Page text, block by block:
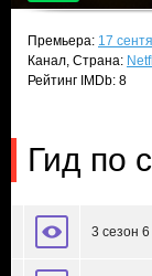
Премьера: 17
Канал, Страна:
Рейтинг IMDb: 8
Гид по
3 сезон